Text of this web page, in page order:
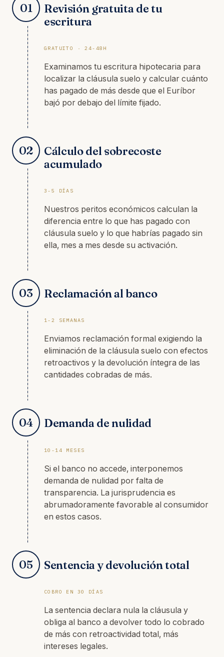
01
Revisión gratuita de tu
escritura
GRATUITO · 24-48H
Examinamos tu escritura hipotecaria para
localizar la cláusula suelo y calcular cuánto
has pagado de más desde que el Euríbor
bajó por debajo del límite fijado.
02
Cálculo del sobrecoste
acumulado
3-5 DÍAS
Nuestros peritos económicos calculan la
diferencia entre lo que has pagado con
cláusula suelo y lo que habrías pagado sin
ella, mes a mes desde su activación.
03 Reclamación al banco
1-2 SEMANAS
Enviamos reclamación formal exigiendo la
eliminación de la cláusula suelo con efectos
retroactivos y la devolución íntegra de las
cantidades cobradas de más.
04 Demanda de nulidad
10-14 MESES
Si el banco no accede, interponemos
demanda de nulidad por falta de
transparencia. La jurisprudencia es
abrumadoramente favorable al consumidor
en estos casos.
05 Sentencia y devolución total
COBRO EN 30 DÍAS
La sentencia declara nula la cláusula y
obliga al banco a devolver todo lo cobrado
de más con retroactividad total, más
intereses legales.